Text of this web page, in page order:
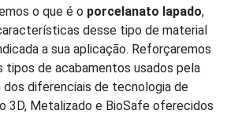
o que é o porcelanato lapado,
desse tipo de material
a sua aplicação. Reforçaremos
tipos de acabamentos usados pela
dos diferenciais de tecnologia de
3D, Metalizado e BioSafe oferecidos